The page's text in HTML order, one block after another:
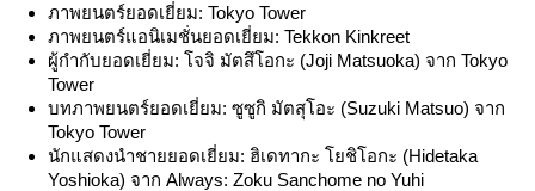
ภาพยนตร์ยอดเยี่ยม: Tokyo Tower
ภาพยนตร์แอนิเมชั่นยอดเยี่ยม: Tekkon Kinkreet
ผู้กำกับยอดเยี่ยม: โจจิ มัตสึโอกะ (Joji Matsuoka) จาก Tokyo
Tower
บทภาพยนตร์ยอดเยี่ยม: ซูซูกิ มัตสุโอะ (Suzuki Matsuo) จาก
Tokyo Tower
นักแสดงนำชายยอดเยี่ยม: ฮิเดทากะ โยชิโอกะ (Hidetaka
Yoshioka) จาก Always: Zoku Sanchome no Yuhi